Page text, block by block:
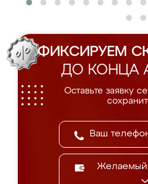
ФИКСИРУЕМ
ДО КОНЦА
Оставьте заявку